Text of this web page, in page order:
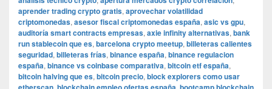
aprender trading crypto gratis, aprovechar volatilidad
criptomonedas, asesor fiscal criptomonedas españa, asic vs gpu,
auditoría smart contracts empresas, axie infinity alternativas, bank
run stablecoin que es, barcelona crypto meetup, billeteras calientes
seguridad, billeteras frías, binance españa, binance regulacion
españa, binance vs coinbase comparativa, bitcoin etf españa,
bitcoin halving que es, bitcoin precio, block explorers como usar